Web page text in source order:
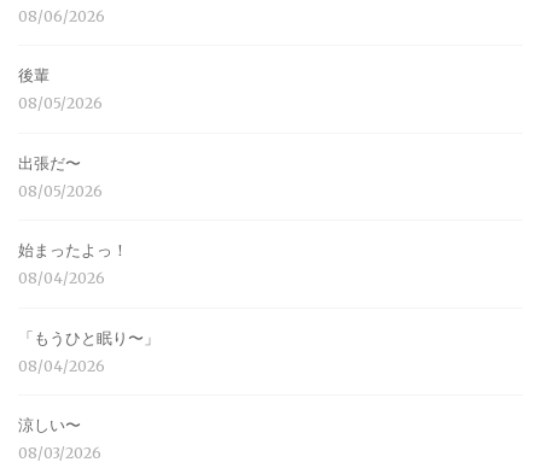
08/06/2026
後輩
08/05/2026
出張だ〜
08/05/2026
始まったよっ！
08/04/2026
「もうひと眠り〜」
08/04/2026
涼しい〜
08/03/2026